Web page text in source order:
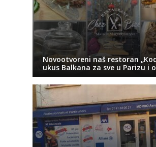
Novootvoreni naš restoran
ukus Balkana za sve u Parizu i